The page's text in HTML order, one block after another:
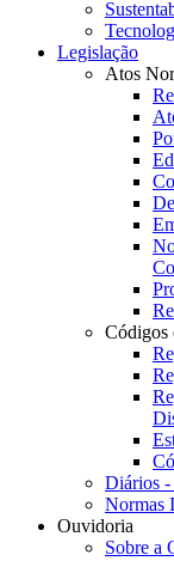
Legislação
Atos
Códigos
Diários
Normas
Ouvidoria
Sobre a